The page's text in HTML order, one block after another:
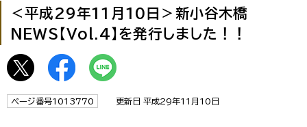
＜平成29年11月10日＞新小谷木橋
NEWS【Vol.4】を発行しました！！
ページ番号1013770 更新日 平成29年11月10日